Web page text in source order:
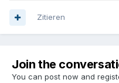
Zitieren
Join the
You can post now and